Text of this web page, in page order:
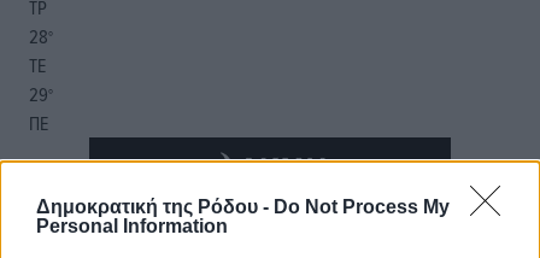
Δημοκρατική της Ρόδου - Do Not Process My
Personal Information
ΤΡ
28°
ΤΕ
29°
ΠΕ